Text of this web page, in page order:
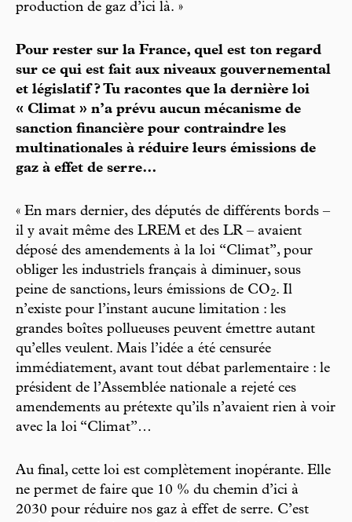
production de gaz d’ici là. »
Pour rester sur la France, quel est ton regard
sur ce qui est fait aux niveaux gouvernemental
et législatif ? Tu racontes que la dernière loi
« Climat » n’a prévu aucun mécanisme de
sanction financière pour contraindre les
multinationales à réduire leurs émissions de
gaz à effet de serre…
« En mars dernier, des députés de différents bords –
il y avait même des LREM et des LR – avaient
déposé des amendements à la loi “Climat”, pour
obliger les industriels français à diminuer, sous
peine de sanctions, leurs émissions de CO2. Il
n’existe pour l’instant aucune limitation : les
grandes boîtes pollueuses peuvent émettre autant
qu’elles veulent. Mais l’idée a été censurée
immédiatement, avant tout débat parlementaire : le
président de l’Assemblée nationale a rejeté ces
amendements au prétexte qu’ils n’avaient rien à voir
avec la loi “Climat”…
Au final, cette loi est complètement inopérante. Elle
ne permet de faire que 10 % du chemin d’ici à
2030 pour réduire nos gaz à effet de serre. C’est